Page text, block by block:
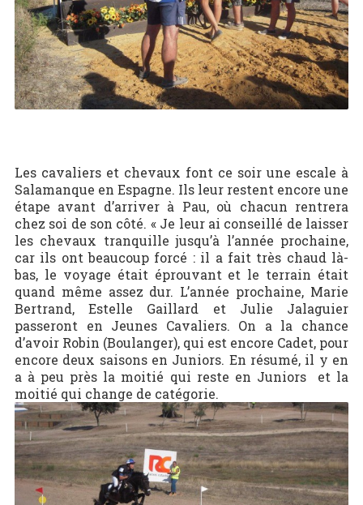
Les cavaliers et chevaux font ce soir une escale à
Salamanque en Espagne. Ils leur restent encore une
étape avant d’arriver à Pau, où chacun rentrera
chez soi de son côté. « Je leur ai conseillé de laisser
les chevaux tranquille jusqu’à l’année prochaine,
car ils ont beaucoup forcé : il a fait très chaud là-
bas, le voyage était éprouvant et le terrain était
quand même assez dur. L’année prochaine, Marie
Bertrand, Estelle Gaillard et Julie Jalaguier
passeront en Jeunes Cavaliers. On a la chance
d’avoir Robin (Boulanger), qui est encore Cadet, pour
encore deux saisons en Juniors. En résumé, il y en
a à peu près la moitié qui reste en Juniors et la
moitié qui change de catégorie.